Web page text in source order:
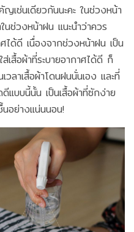
ญเช่นเดียวกันนะคะ ในช่วงหน้า
นช่วงหน้าฝน แนะนำว่าควร
ศได้ดี เนื่องจากช่วงหน้าฝน เป็น
เสื้อผ้าที่ระบายอากาศได้ดี ก็
วลาเสื้อผ้าโดนฝนนั่นเอง และที่
แบบนี้นั้น เป็นเสื้อผ้าที่ซักง่าย
นอย่างแน่นนอน!